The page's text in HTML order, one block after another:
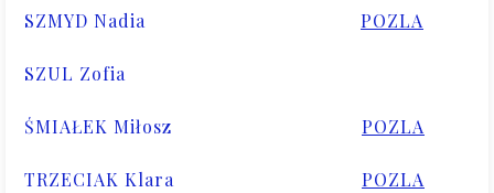
SZMYD Nadia POZLA
SZUL Zofia
ŚMIAŁEK Miłosz POZLA
TRZECIAK Klara POZLA